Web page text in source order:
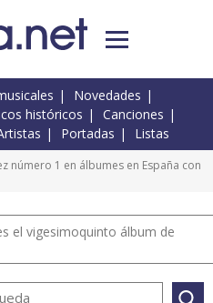
Novedades
históricos
Canciones
Portadas Listas
número 1 en álbumes en España con
el vigesimoquinto álbum de